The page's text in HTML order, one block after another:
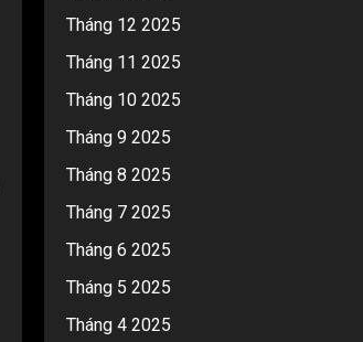
Tháng 12 2025
Tháng 11 2025
Tháng 10 2025
Tháng 9 2025
Tháng 8 2025
Tháng 7 2025
Tháng 6 2025
Tháng 5 2025
Tháng 4 2025